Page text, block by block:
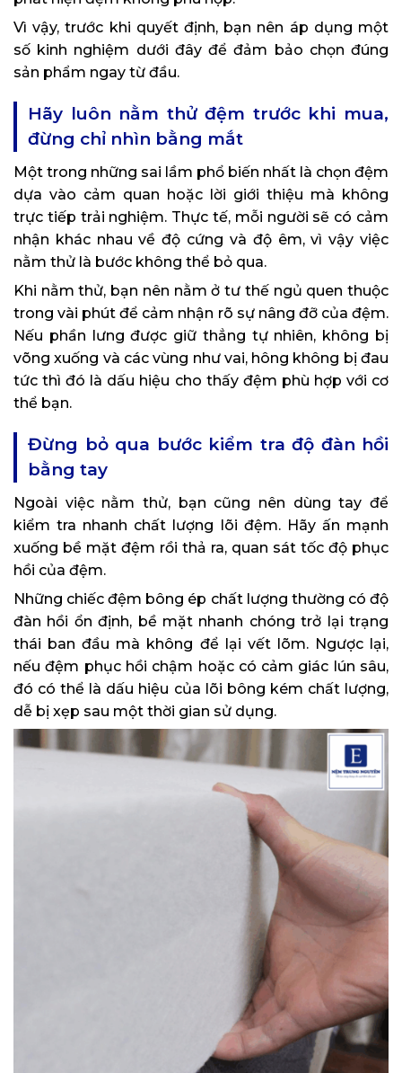
Vì vậy, trước khi quyết định, bạn nên áp dụng một
số kinh nghiệm dưới đây để đảm bảo chọn đúng
sản phẩm ngay từ đầu.
Hãy luôn nằm thử đệm trước khi mua,
đừng chỉ nhìn bằng mắt
Một trong những sai lầm phổ biến nhất là chọn đệm
dựa vào cảm quan hoặc lời giới thiệu mà không
trực tiếp trải nghiệm. Thực tế, mỗi người sẽ có cảm
nhận khác nhau về độ cứng và độ êm, vì vậy việc
nằm thử là bước không thể bỏ qua.
Khi nằm thử, bạn nên nằm ở tư thế ngủ quen thuộc
trong vài phút để cảm nhận rõ sự nâng đỡ của đệm.
Nếu phần lưng được giữ thẳng tự nhiên, không bị
võng xuống và các vùng như vai, hông không bị đau
tức thì đó là dấu hiệu cho thấy đệm phù hợp với cơ
thể bạn.
Đừng bỏ qua bước kiểm tra độ đàn hồi
bằng tay
Ngoài việc nằm thử, bạn cũng nên dùng tay để
kiểm tra nhanh chất lượng lõi đệm. Hãy ấn mạnh
xuống bề mặt đệm rồi thả ra, quan sát tốc độ phục
hồi của đệm.
Những chiếc đệm bông ép chất lượng thường có độ
đàn hồi ổn định, bề mặt nhanh chóng trở lại trạng
thái ban đầu mà không để lại vết lõm. Ngược lại,
nếu đệm phục hồi chậm hoặc có cảm giác lún sâu,
đó có thể là dấu hiệu của lõi bông kém chất lượng,
dễ bị xẹp sau một thời gian sử dụng.